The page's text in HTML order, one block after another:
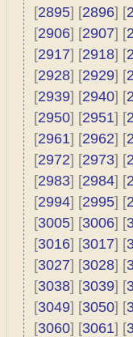
[2895] [2896] [
[2906] [2907] [
[2917] [2918] [
[2928] [2929] [
[2939] [2940] [
[2950] [2951] [
[2961] [2962] [
[2972] [2973] [
[2983] [2984] [
[2994] [2995] [
[3005] [3006] [
[3016] [3017] [
[3027] [3028] [
[3038] [3039] [
[3049] [3050] [
[3060] [3061] [